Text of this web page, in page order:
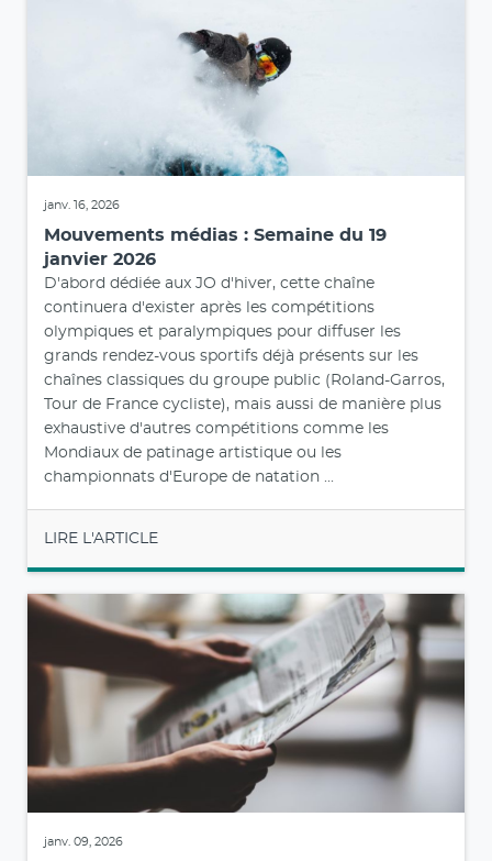
janv. 16, 2026
Mouvements médias : Semaine du 19
janvier 2026
D'abord dédiée aux JO d'hiver, cette chaîne
continuera d'exister après les compétitions
olympiques et paralympiques pour diffuser les
grands rendez-vous sportifs déjà présents sur les
chaînes classiques du groupe public (Roland-Garros,
Tour de France cycliste), mais aussi de manière plus
exhaustive d'autres compétitions comme les
Mondiaux de patinage artistique ou les
championnats d'Europe de natation ...
LIRE L'ARTICLE
janv. 09, 2026